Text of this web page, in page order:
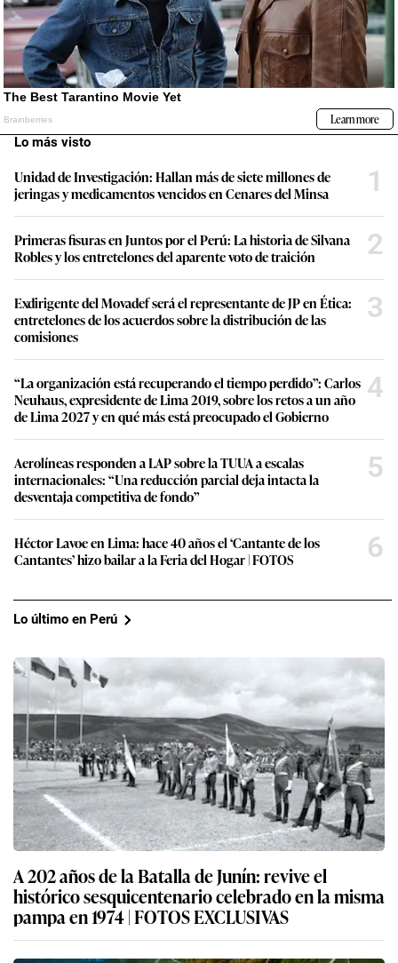
Lo más visto
Unidad de Investigación: Hallan más de siete millones de
jeringas y medicamentos vencidos en Cenares del Minsa
1
Primeras fisuras en Juntos por el Perú: La historia de Silvana
Robles y los entretelones del aparente voto de traición
2
Exdirigente del Movadef será el representante de JP en Ética:
entretelones de los acuerdos sobre la distribución de las
comisiones
3
“La organización está recuperando el tiempo perdido”: Carlos
Neuhaus, expresidente de Lima 2019, sobre los retos a un año
de Lima 2027 y en qué más está preocupado el Gobierno
4
Aerolíneas responden a LAP sobre la TUUA a escalas
internacionales: “Una reducción parcial deja intacta la
desventaja competitiva de fondo”
5
Héctor Lavoe en Lima: hace 40 años el ‘Cantante de los
Cantantes’ hizo bailar a la Feria del Hogar | FOTOS
6
Lo último en Perú
A 202 años de la Batalla de Junín: revive el
histórico sesquicentenario celebrado en la misma
pampa en 1974 | FOTOS EXCLUSIVAS